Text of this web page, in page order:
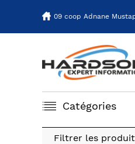
09 coop Adnane
Catégories
Filtrer les